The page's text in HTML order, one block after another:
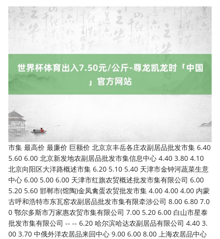
o
n
市集 最高价 最廉价 巨额价 北京京丰岳各庄农副居品批发市集 6.40
5.60 6.00 北京新发地农副居品批发市集信息中心 4.40 3.80 4.10
北京向阳区大洋路概述市集 6.20 5.10 5.40 天津市金钟河蔬菜生意
中心 6.00 5.00 6.00 天津市红旗农贸概述批发市集有限公司 6.00
5.20 5.60 邯郸市(馆陶)金凤禽蛋农贸批发市集 4.00 4.00 4.00 内蒙
古呼和浩特市东瓦窑农副居品批发市集有限牵涉公司 8.00 6.80 7.0
0 鄂尔多斯市万家惠农贸市集有限公司 7.00 5.20 6.00 白山市星泰
批发市集有限公司 -- -- 6.20 哈尔滨哈达农副居品有限公司 4.40 3.
00 3.70 中俄外洋农居品来回中心 9.00 6.00 8.00 上海农居品中心